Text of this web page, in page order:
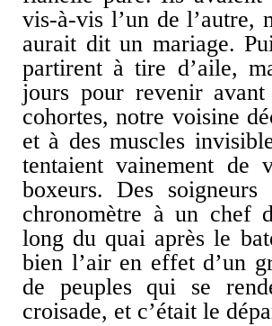
vis-à-vis l’un de
aurait dit un mariage.
partirent à tire d’aile,
jours pour revenir
cohortes, notre voisine
et à des muscles
tentaient vainement de
boxeurs. Des
chronomètre à un chef
long du quai après le
bien l’air en effet d’un
de peuples qui se
croisade, et c’était le